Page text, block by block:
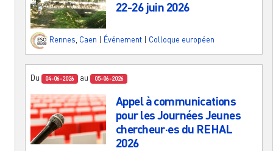
22-26 juin 2026
Rennes, Caen Événement Colloque européen
Du 04-06-2026 au 05-06-2026
Appel à communications
pour les Journées Jeunes
chercheur·es du REHAL
2026